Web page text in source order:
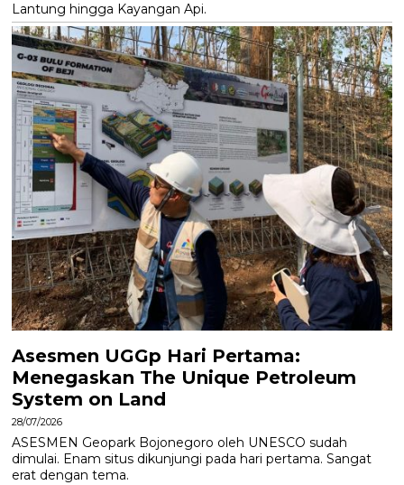
Lantung hingga Kayangan Api.
Asesmen UGGp Hari Pertama:
Menegaskan The Unique Petroleum
System on Land
28/07/2026
ASESMEN Geopark Bojonegoro oleh UNESCO sudah
dimulai. Enam situs dikunjungi pada hari pertama. Sangat
erat dengan tema.